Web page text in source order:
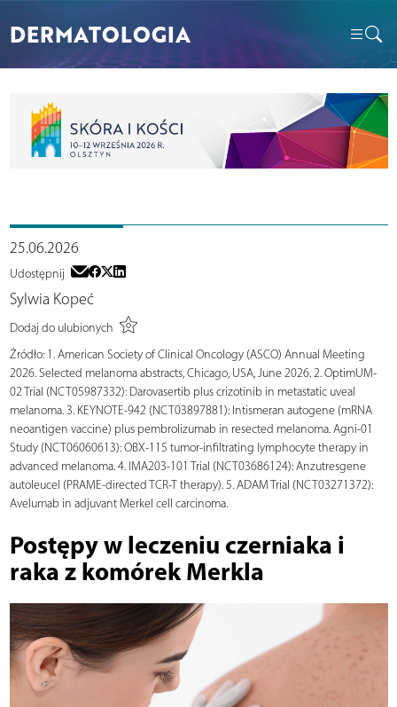
DERMATOLOGIA
25.06.2026
Udostępnij
Sylwia Kopeć
Dodaj do ulubionych
Źródło:1. American Society of Clinical Oncology (ASCO) Annual Meeting
2026. Selected melanoma abstracts, Chicago, USA, June 2026. 2. OptimUM-
02 Trial (NCT05987332): Darovasertib plus crizotinib in metastatic uveal
melanoma. 3. KEYNOTE-942 (NCT03897881): Intismeran autogene (mRNA
neoantigen vaccine) plus pembrolizumab in resected melanoma. Agni-01
Study (NCT06060613): OBX-115 tumor-infiltrating lymphocyte therapy in
advanced melanoma. 4. IMA203-101 Trial (NCT03686124): Anzutresgene
autoleucel (PRAME-directed TCR-T therapy). 5. ADAM Trial (NCT03271372):
Avelumab in adjuvant Merkel cell carcinoma.
Postępy w leczeniu czerniaka i
raka z komórek Merkla